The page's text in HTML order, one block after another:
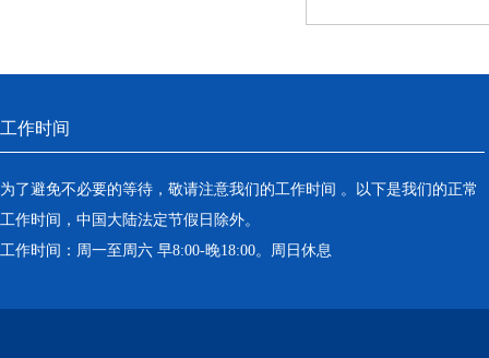
工作时间
为了避免不必要的等待，敬请注意我们的工作时间 。以下是我们的正常
工作时间，中国大陆法定节假日除外。
工作时间：周一至周六 早8:00-晚18:00。周日休息